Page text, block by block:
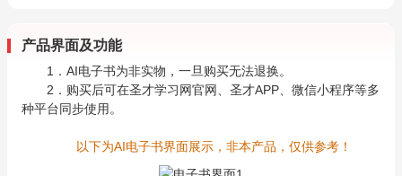
产品界面及功能
1．AI电子书为非实物，一旦购买无法退换。
2．购买后可在圣才学习网官网、圣才APP、微信小程序等多
种平台同步使用。
以下为AI电子书界面展示，非本产品，仅供参考！